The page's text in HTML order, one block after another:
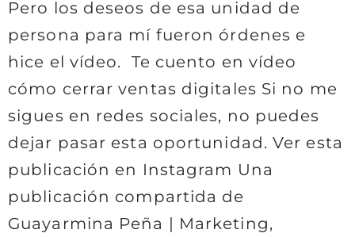
Pero los deseos de esa unidad de
persona para mí fueron órdenes e
hice el vídeo. Te cuento en vídeo
cómo cerrar ventas digitales Si no me
sigues en redes sociales, no puedes
dejar pasar esta oportunidad. Ver esta
publicación en Instagram Una
publicación compartida de
Guayarmina Peña | Marketing,